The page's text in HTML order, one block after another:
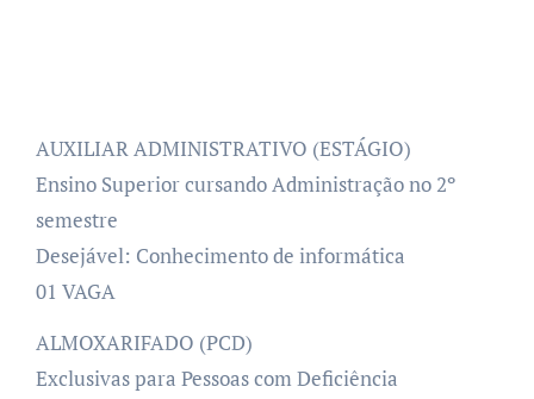
AUXILIAR ADMINISTRATIVO (ESTÁGIO)
Ensino Superior cursando Administração no 2º
semestre
Desejável: Conhecimento de informática
01 VAGA
ALMOXARIFADO (PCD)
Exclusivas para Pessoas com Deficiência